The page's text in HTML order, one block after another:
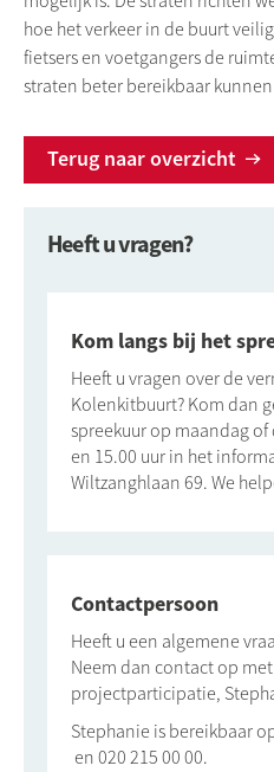
hoe het verkeer in de buurt
fietsers en voetgangers de
straten beter bereikbaar
Terug naar overzicht
Heeft u vragen?
Kom langs bij het
Heeft u vragen over de
Kolenkitbuurt? Kom dan
spreekuur op maandag
en 15.00 uur in het
Wiltzanghlaan 69. We
Contactpersoon
Heeft u een algemene
Neem dan contact op
projectparticipatie,
Stephanie is bereikbaar
en 020 215 00 00.